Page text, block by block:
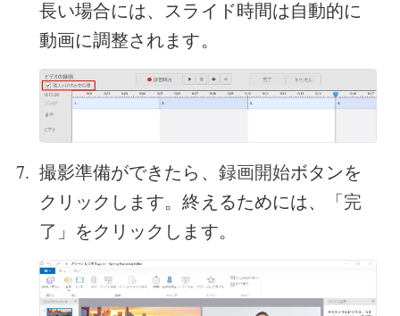
長い場合には、スライド時間は自動的に
動画に調整されます。
撮影準備ができたら、 録画開始ボタンを
クリックします。終えるためには、「完
了 」をクリックします。